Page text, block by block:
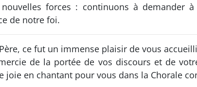
forces : continuons à demander
de notre foi.
ce fut un immense plaisir de vous
de la portée de vos discours et de
joie en chantant pour vous dans la Chorale